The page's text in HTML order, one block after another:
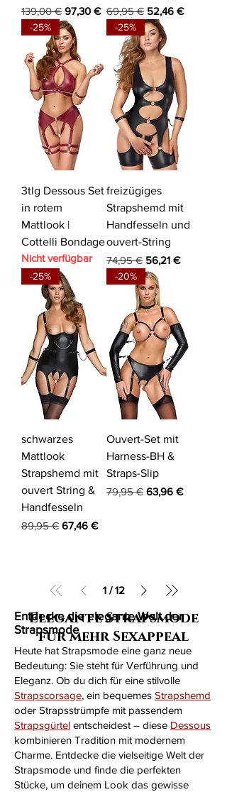
Standardpreis
139,00 € Sale-Preis
97,30 € Standardpreis
69,95 € Sale-Preis
52,46 €
-25%
3tlg Dessous Set
in rotem
Mattlook |
Cottelli Bondage
Nicht verfügbar
-25%
freizügiges
Strapshemd mit
Handfesseln und
ouvert-String
Standardpreis
74,95 € Sale-Preis
56,21 €
-25%
schwarzes
Mattlook
Strapshemd mit
ouvert String &
Handfesseln
Standardpreis
89,95 € Sale-Preis
67,46 €
-20%
Ouvert-Set mit
Harness-BH &
Straps-Slip
Standardpreis
79,95 € Sale-Preis
63,96 €
1 / 12
Elegante Strapsmode
für mehr Sexappeal
Entdecke die elegante Welt der
Strapsmode
Heute hat Strapsmode eine ganz neue
Bedeutung: Sie steht für Verführung und
Eleganz. Ob du dich für eine stilvolle
Strapscorsage, ein bequemes Strapshemd
oder Strapsstrümpfe mit passendem
Strapsgürtel entscheidest – diese Dessous
kombinieren Tradition mit modernem
Charme. Entdecke die vielseitige Welt der
Strapsmode und finde die perfekten
Stücke, um deinem Look das gewisse